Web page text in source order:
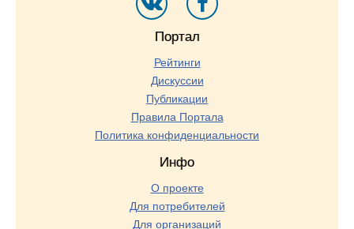
Портал
Рейтинги
Дискуссии
Публикации
Правила Портала
Политика конфиденциальности
Инфо
О проекте
Для потребителей
Для организаций